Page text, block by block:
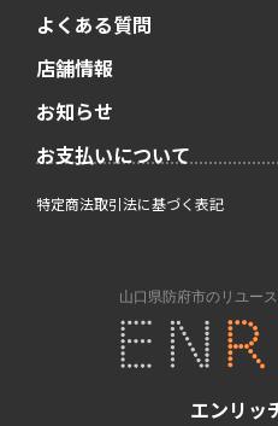
エンリッ
よくある質問
店舗情報
お知らせ
お支払いについて
特定商法取引法に基づく表記